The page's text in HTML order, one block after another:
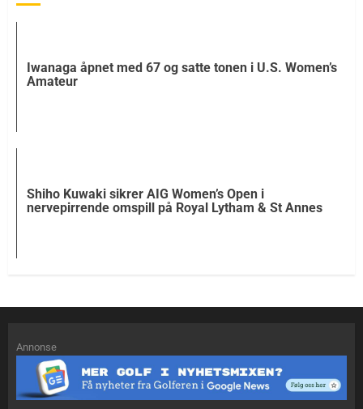
Iwanaga åpnet med 67 og satte tonen i U.S. Women’s
Amateur
Shiho Kuwaki sikrer AIG Women’s Open i
nervepirrende omspill på Royal Lytham & St Annes
Annonse